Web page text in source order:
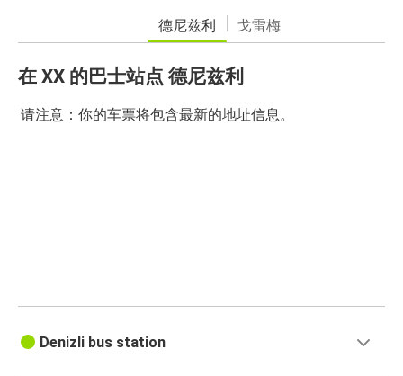
德尼兹利 戈雷梅
在 XX 的巴士站点 德尼兹利
请注意：你的车票将包含最新的地址信息。
Denizli bus station